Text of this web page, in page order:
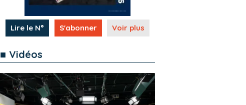
Lire le N° S'abonner Voir plus
■ Vidéos